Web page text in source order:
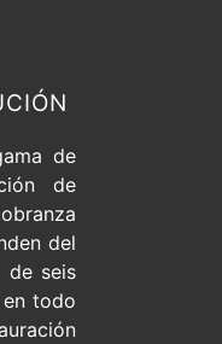
de
de
del
de seis
todo